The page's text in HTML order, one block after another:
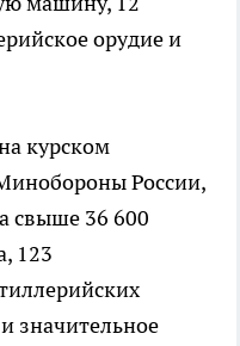
орудие и
курском
России,
свыше 36 600
123
значительное